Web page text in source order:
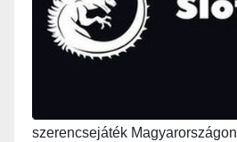
szerencsejáték Magyarországon